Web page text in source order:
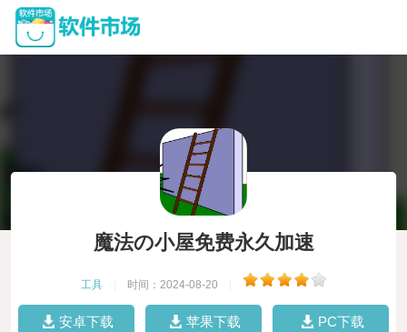
魔法の小屋免费永久加速
工具 时间：2024-08-20
安卓下载 苹果下载 PC下载